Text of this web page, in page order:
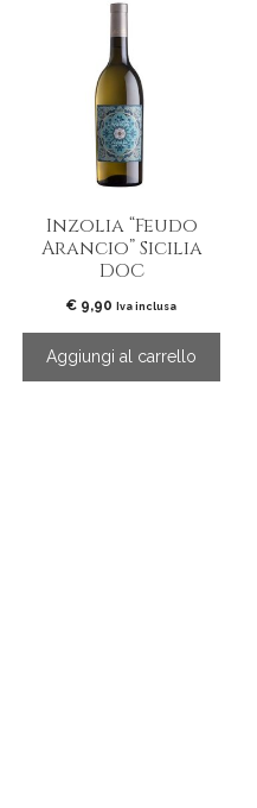
Inzolia “Feudo
Arancio” Sicilia
DOC
€ 9,90 Iva inclusa
Aggiungi al carrello